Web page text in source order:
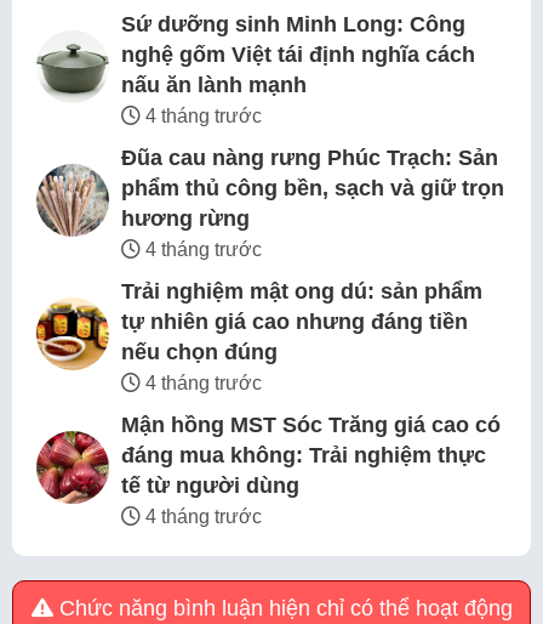
Sứ dưỡng sinh Minh Long: Công
nghệ gốm Việt tái định nghĩa cách
nấu ăn lành mạnh
4 tháng trước
Đũa cau nàng rưng Phúc Trạch: Sản
phẩm thủ công bền, sạch và giữ trọn
hương rừng
4 tháng trước
Trải nghiệm mật ong dú: sản phẩm
tự nhiên giá cao nhưng đáng tiền
nếu chọn đúng
4 tháng trước
Mận hồng MST Sóc Trăng giá cao có
đáng mua không: Trải nghiệm thực
tế từ người dùng
4 tháng trước
Chức năng bình luận hiện chỉ có thể hoạt động